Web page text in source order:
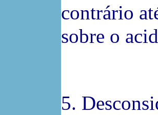
contrário
sobre o
5.